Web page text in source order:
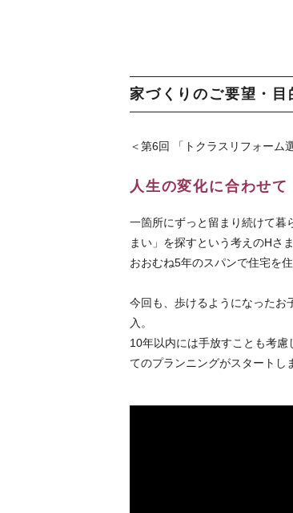
家づくりのご要望・目
＜第6回 「トクラスリフォーム
人生の変化に合わせ
一箇所にずっと留まり続けて暮
まい」を探すという考えのHさま
おおむね5年のスパンで住宅を
今回も、歩けるようになったお
入。
10年以内には手放すことも考
てのプランニングがスタートし